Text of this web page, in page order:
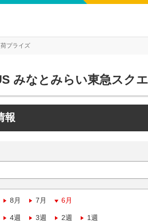
荷プライズ
みなとみらい東急スク
報
8月 7月 6月
4週 3週 2週 1週